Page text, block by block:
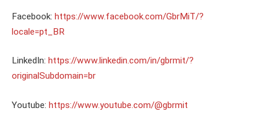
Facebook: https://www.facebook.com/GbrMiT/?
locale=pt_BR
LinkedIn: https://www.linkedin.com/in/gbrmit/?
originalSubdomain=br
Youtube: https://www.youtube.com/@gbrmit